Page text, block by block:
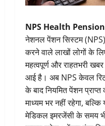
NPS Health
नेशनल पेंशन सिस्टम
करने वाले लाखों लोगों के
महत्वपूर्ण और राहतभरी
आई है। अब NPS केवल
के बाद नियमित पेंशन
माध्यम भर नहीं रहेगा,
मेडिकल इमरजेंसी के समय